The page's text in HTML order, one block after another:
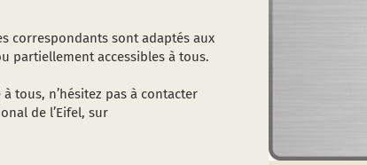
correspondants sont adaptés aux
partiellement accessibles à tous.
tous, n’hésitez pas à contacter
de l’Eifel, sur